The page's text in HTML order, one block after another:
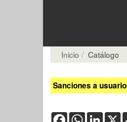
Inicio Catálogo
Sanciones a
FacebookWhatsAppX